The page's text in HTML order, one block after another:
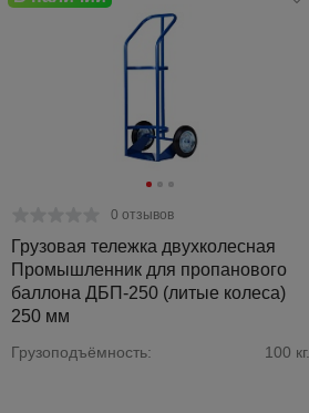
0 отзывов
Грузовая тележка двухколесная
Промышленник для пропанового
баллона ДБП-250 (литые колеса)
250 мм
Грузоподъёмность: 100 кг.